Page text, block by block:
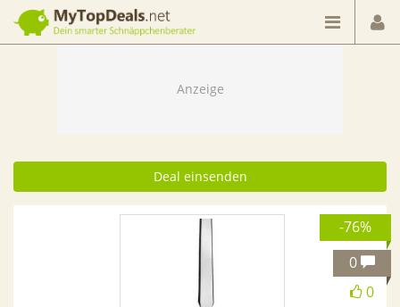
Dein smarter Schnäppchenberater
Deal einsenden
-76%
0
0